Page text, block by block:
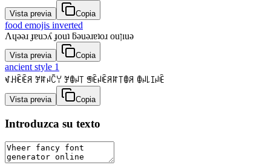
Vista previa Copia
food emojis inverted
Λɥǝǝɹ ɟɐuɔʎ ɟouʇ ƃǝuǝɹɐʇoɹ ouןıuǝ
Vista previa Copia
ancient style 1
ꃴꃅꍟꍟꋪ ꎇꍏꈤꉓꌩ ꎇꂦꈤ꓄ ꁅꍟꈤꍟꋪꍏ꓄ꂦꋪ ꂦꈤ꒒ꀤꈤꍟ
Vista previa Copia
Introduzca su texto